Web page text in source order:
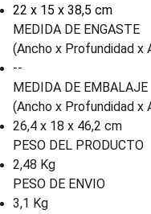
22 x 15 x 38,5 cm
MEDIDA DE ENGASTE
(Ancho x Profundidad x
--
MEDIDA DE EMBALAJE
(Ancho x Profundidad x
26,4 x 18 x 46,2 cm
PESO DEL PRODUCTO
2,48 Kg
PESO DE ENVIO
3,1 Kg